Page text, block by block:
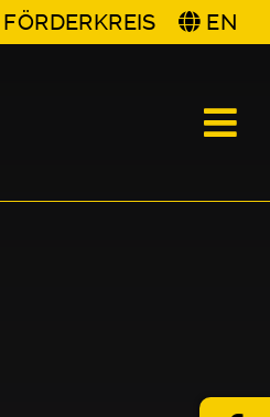
FÖRDERKREIS EN